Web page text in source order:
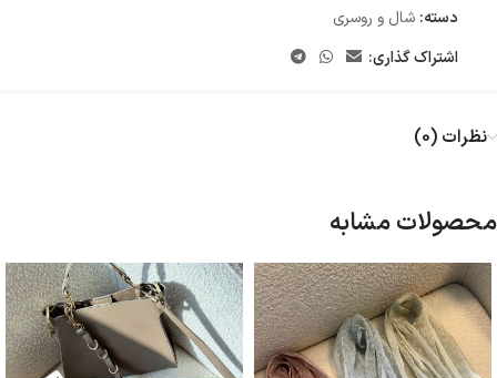
دسته: شال و روسری
اشتراک گذاری:
نظرات (0)
محصولات مشابه